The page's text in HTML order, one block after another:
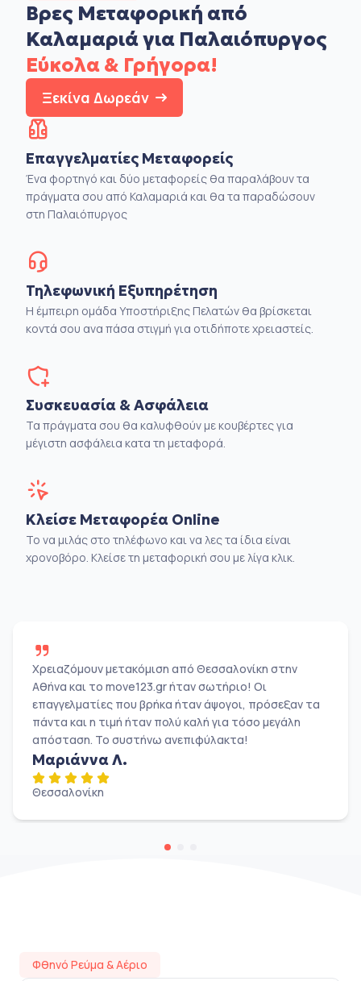
Βρες Μεταφορική από
Καλαμαριά για Παλαιόπυργος
Εύκολα & Γρήγορα!
Ξεκίνα Δωρεάν
Επαγγελματίες Μεταφορείς
Ένα φορτηγό και δύο μεταφορείς θα παραλάβουν τα
πράγματα σου από Καλαμαριά και θα τα παραδώσουν
στη Παλαιόπυργος
Τηλεφωνική Εξυπηρέτηση
Η έμπειρη ομάδα Υποστήριξης Πελατών θα βρίσκεται
κοντά σου ανα πάσα στιγμή για οτιδήποτε χρειαστείς.
Συσκευασία & Ασφάλεια
Τα πράγματα σου θα καλυφθούν με κουβέρτες για
μέγιστη ασφάλεια κατα τη μεταφορά.
Κλείσε Μεταφορέα Online
Το να μιλάς στο τηλέφωνο και να λες τα ίδια είναι
χρονοβόρο. Κλείσε τη μεταφορική σου με λίγα κλικ.
Χρειαζόμουν μετακόμιση από Θεσσαλονίκη στην
Αθήνα και το move123.gr ήταν σωτήριο! Οι
επαγγελματίες που βρήκα ήταν άψογοι, πρόσεξαν τα
πάντα και η τιμή ήταν πολύ καλή για τόσο μεγάλη
απόσταση. Το συστήνω ανεπιφύλακτα!
Μαριάννα Λ.
Θεσσαλονίκη
Φθηνό Ρεύμα & Αέριο